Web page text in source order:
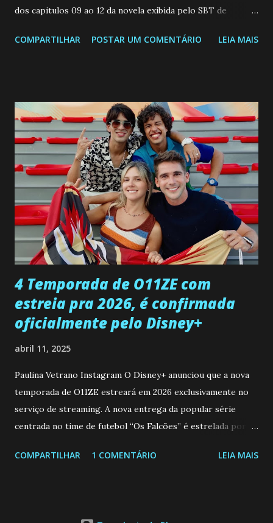
dos capitulos 09 ao 12 da novela exibida pelo SBT de
a Programação Semanal do SBT de 08/06/26 a 14/06/26
confessa a Gabriel que ele demonstrou ser o tipo de
pessoa que ela tanto desejou durante toda a vida. Camila
entra no quarto de Gabriel e imagina como seria o
encontro deles, quando conseguir seduzi-lo. Manuel avisa a
Paula sobre a suposta infidelidade de Gabriel com Joana.
Rogerio consegue se livrar de todas as suspeitas pelo
desaparecimento de Francisco, apontando que ele poderia
ter sido vítima da fúria de Gabriel. Artur informa a Gabriel
que a clínica inseminou por engano outra paciente, que está
...
COMPARTILHAR POSTAR UM COMENTÁRIO LEIA MAIS
4 Temporada de O11ZE com
estreia pra 2026, é confirmada
oficialmente pelo Disney+
abril 11, 2025
Paulina Vetrano Instagram O Disney+ anunciou que a nova
temporada de O11ZE estreará em 2026 exclusivamente no
serviço de streaming. A nova entrega da popular série
centrada no time de futebol “Os Falcões” é estrelada por
Brum (Dedé), que voltam a interpretar seus personagens
COMPARTILHAR 1 COMENTÁRIO LEIA MAIS